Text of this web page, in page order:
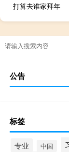
打算去谁家拜年
公告
标签
专业 中国